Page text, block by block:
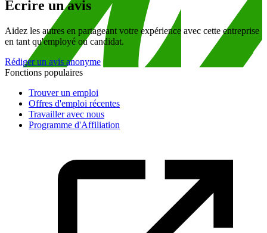
Écrire un avis
Aidez les autres en partageant votre expérience avec cette entreprise
en tant qu'employé ou candidat.
Rédiger un avis anonyme
Fonctions populaires
Trouver un emploi
Offres d'emploi récentes
Travailler avec nous
Programme d'Affiliation